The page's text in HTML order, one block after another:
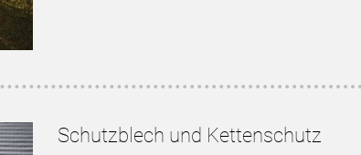
Schutzblech und Kettenschutz